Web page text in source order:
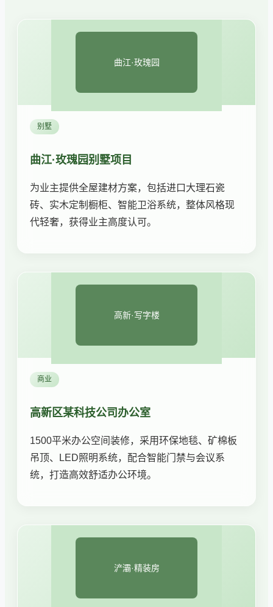
曲江·玫瑰园
别墅
曲江·玫瑰园别墅项目
为业主提供全屋建材方案，包括进口大理石瓷
砖、实木定制橱柜、智能卫浴系统，整体风格现
代轻奢，获得业主高度认可。
高新·写字楼
商业
高新区某科技公司办公室
1500平米办公空间装修，采用环保地毯、矿棉板
吊顶、LED照明系统，配合智能门禁与会议系
统，打造高效舒适办公环境。
浐灞·精装房